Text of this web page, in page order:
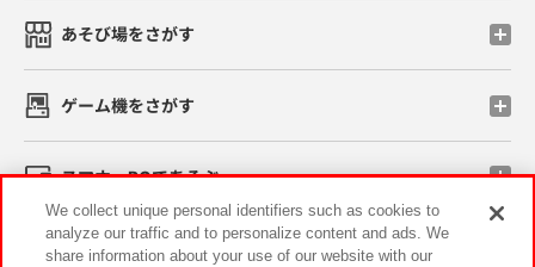
あそび場をさがす
ゲーム機をさがす
スマホ・PCであそぶ
イベント・キャンペーン
We collect unique personal identifiers such as cookies to
analyze our traffic and to personalize content and ads. We
share information about your use of our website with our